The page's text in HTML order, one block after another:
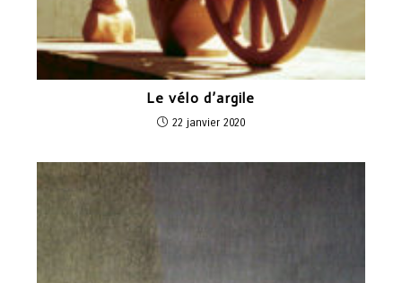
Le vélo d’argile
22 janvier 2020